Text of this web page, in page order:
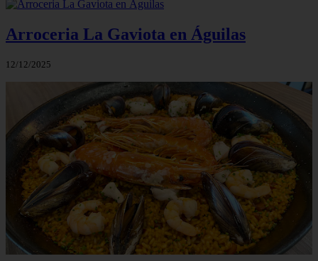
Arroceria La Gaviota en Águilas
12/12/2025